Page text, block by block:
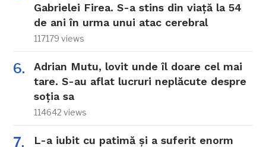
Gabrielei Firea. S-a stins din viață la 54
de ani în urma unui atac cerebral
117179 views
Adrian Mutu, lovit unde îl doare cel mai
tare. S-au aflat lucruri neplăcute despre
soția sa
114642 views
L-a iubit cu patimă și a suferit enorm